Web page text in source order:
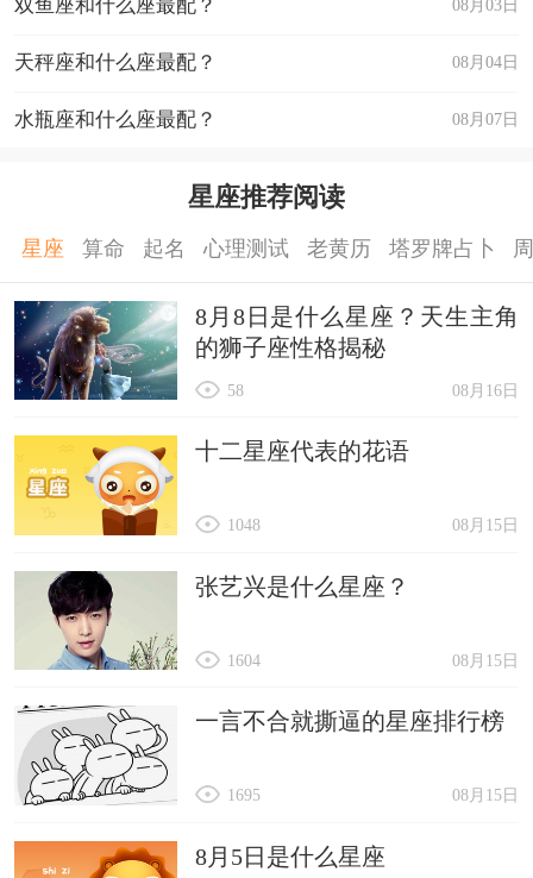
08月03日
双鱼座和什么座最配？
08月04日
天秤座和什么座最配？
08月07日
水瓶座和什么座最配？
星座推荐阅读
星座 算命 起名 心理测试 老黄历 塔罗牌占卜
8月8日是什么星座？天生主角
的狮子座性格揭秘
08月16日
58
十二星座代表的花语
08月15日
1048
张艺兴是什么星座？
08月15日
1604
一言不合就撕逼的星座排行榜
08月15日
1695
8月5日是什么星座